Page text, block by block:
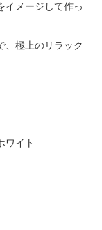
イメージして作っ
、極上のリラック
ワイト